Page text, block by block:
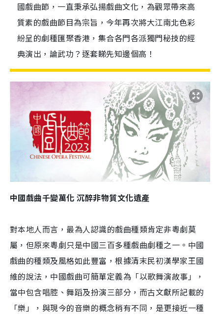
國戲曲節，一直秉承弘揚戲曲文化，為觀眾帶來高
質素的戲曲節目為宗旨，今年再次將大江南北色彩
紛呈的劇種匯聚香港，集合各門各派獨門秘技的經
典演出，論武功？逐套睇先知邊個高！
中國戲曲千變萬化 沉醉非物質文化遺產
對本地人而言，最為人認識的戲曲種類肯定非粵劇莫
屬，但原來粵劇只是中國三百多種戲曲劇種之一。中國
戲曲的種類及風格如此豐富，根據清末民初漢學家王國
維的說法，中國戲曲可簡單定義為「以歌舞演故事」，
當中包含唱腔、舞蹈及扮演三部分，而古文獻所記載的
「樂」，與現今的音樂的概念稍有不同，是更接近一種